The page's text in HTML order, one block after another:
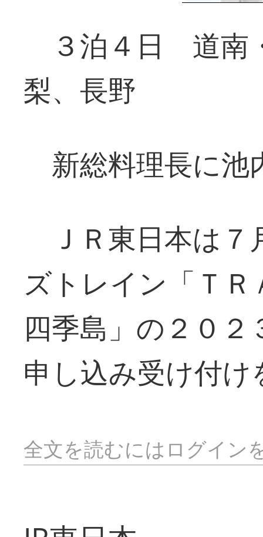
３泊４日 道南
梨、長野
新総料理長に池
ＪＲ東日本は７
ズトレイン「Ｔ
四季島」の２０
申し込み受け付
全文を読むにはログイン